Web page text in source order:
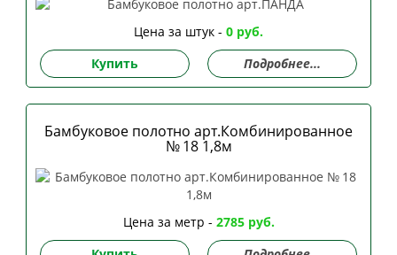
Цена за штук - 0 руб.
Купить
Подробнее...
Бамбуковое полотно арт.Комбинированное
№ 18 1,8м
Цена за метр - 2785 руб.